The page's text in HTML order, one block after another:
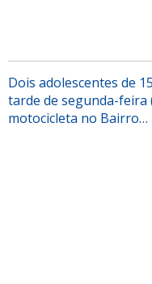
Dois adolescentes de
tarde de segunda-
motocicleta no Bairro…